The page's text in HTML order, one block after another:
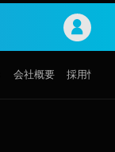
会社概要 採用情報